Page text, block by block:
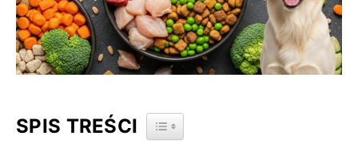
SPIS TREŚCI TOGGLE TABLE OF CONTENT